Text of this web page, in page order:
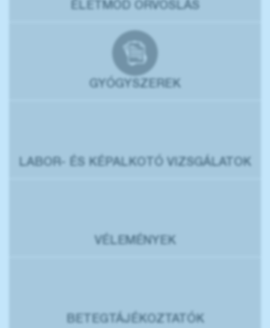
ÉLETMÓD ORVOSLÁS
GYÓGYSZEREK
LABOR- ÉS KÉPALKOTÓ VIZSGÁLATOK
VÉLEMÉNYEK
BETEGTÁJÉKOZTATÓK